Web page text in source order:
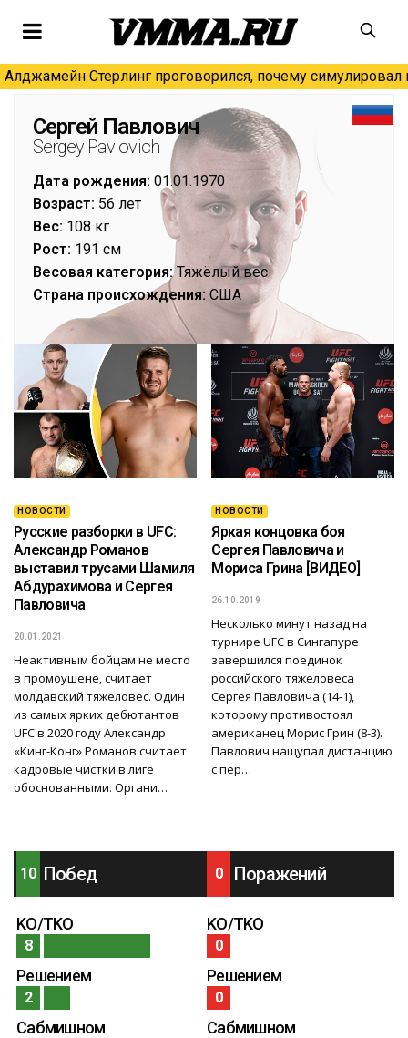
Алджамейн Стерлинг проговорился, почему симулировал
Сергей Павлович
Sergey Pavlovich
Дата рождения: 01.01.1970
Возраст: 56 лет
Вес: 108 кг
Рост: 191 см
Весовая категория:Тяжёлый вес
Страна происхождения:США
НОВОСТИ
Русские разборки в UFC:
Александр Романов
выставил трусами Шамиля
Абдурахимова и Сергея
Павловича
20.01.2021
Неактивным бойцам не место
в промоушене, считает
молдавский тяжеловес. Один
из самых ярких дебютантов
UFC в 2020 году Александр
«Кинг-Конг» Романов считает
кадровые чистки в лиге
обоснованными. Органи…
НОВОСТИ
Яркая концовка боя
Сергея Павловича и
Мориса Грина [ВИДЕО]
26.10.2019
Несколько минут назад на
турнире UFC в Сингапуре
завершился поединок
российского тяжеловеса
Сергея Павловича (14-1),
которому противостоял
американец Морис Грин (8-3).
Павлович нащупал дистанцию
с пер…
10 Побед
KO/TKO
8
Решением
2
Сабмишном
0 Поражений
KO/TKO
0
Решением
0
Сабмишном